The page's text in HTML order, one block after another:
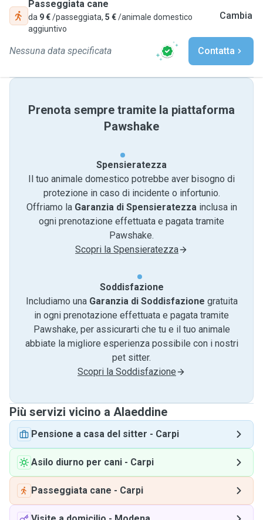
Passeggiata cane
da 9 €/passeggiata, 5 €/animale domestico
aggiuntivo
Cambia
Nessuna data specificata Contatta
Prenota sempre tramite la piattaforma
Pawshake
Spensieratezza
Il tuo animale domestico potrebbe aver bisogno di
protezione in caso di incidente o infortunio.
Offriamo la Garanzia di Spensieratezzainclusa in
ogni prenotazione effettuata e pagata tramite
Pawshake.
Scopri la Spensieratezza
Soddisfazione
Includiamo una Garanzia di Soddisfazione gratuita
in ogni prenotazione effettuata e pagata tramite
Pawshake, per assicurarti che tu e il tuo animale
abbiate la migliore esperienza possibile con i nostri
pet sitter.
Scopri la Soddisfazione
Più servizi vicino a Alaeddine
Pensione a casa del sitter - Carpi
Asilo diurno per cani - Carpi
Passeggiata cane - Carpi